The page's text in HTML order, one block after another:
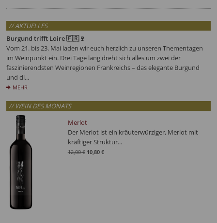
// AKTUELLES
Burgund trifft Loire 🇫🇷🍷
Vom 21. bis 23. Mai laden wir euch herzlich zu unseren Thementagen
im Weinpunkt ein. Drei Tage lang dreht sich alles um zwei der
faszinierendsten Weinregionen Frankreichs – das elegante Burgund
und di...
MEHR
// WEIN DES MONATS
Merlot
Der Merlot ist ein kräuterwürziger, Merlot mit
kräftiger Struktur...
12,00 € 10,80 €